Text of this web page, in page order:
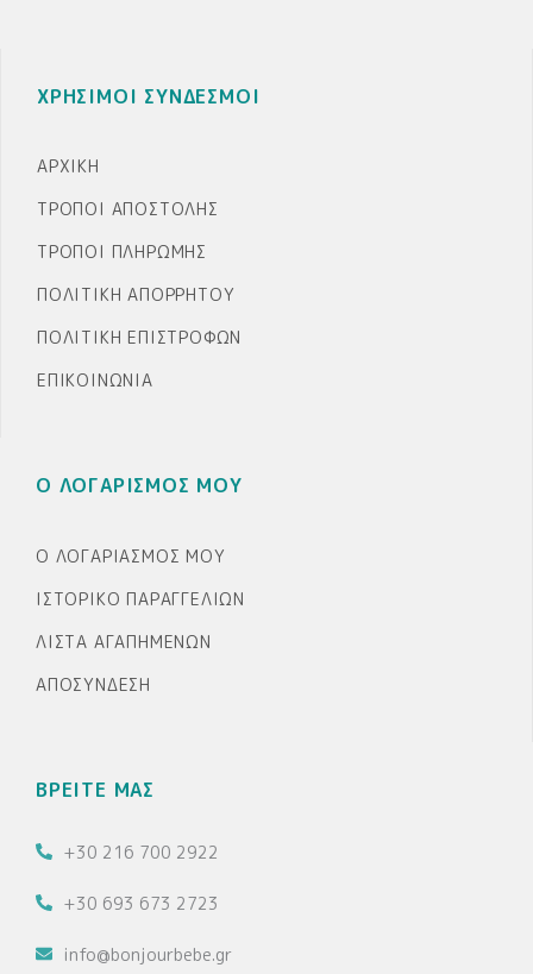
ΧΡΗΣΙΜΟΙ ΣΥΝΔΕΣΜΟΙ
ΑΡΧΙΚΉ
ΤΡΌΠΟΙ ΑΠΟΣΤΟΛΉΣ
ΤΡΌΠΟΙ ΠΛΗΡΩΜΉΣ
ΠΟΛΙΤΙΚΉ ΑΠΟΡΡΉΤΟΥ
ΠΟΛΙΤΙΚΉ ΕΠΙΣΤΡΟΦΏΝ
ΕΠΙΚΟΙΝΩΝΊΑ
Ο ΛΟΓΑΡΙΣΜΟΣ ΜΟΥ
Ο ΛΟΓΑΡΙΑΣΜΌΣ ΜΟΥ
ΙΣΤΟΡΙΚΌ ΠΑΡΑΓΓΕΛΙΏΝ
ΛΊΣΤΑ ΑΓΑΠΗΜΈΝΩΝ
ΑΠΟΣΎΝΔΕΣΗ
ΒΡΕΙΤΕ ΜΑΣ
+30 216 700 2922
+30 693 673 2723
info@bonjourbebe.gr